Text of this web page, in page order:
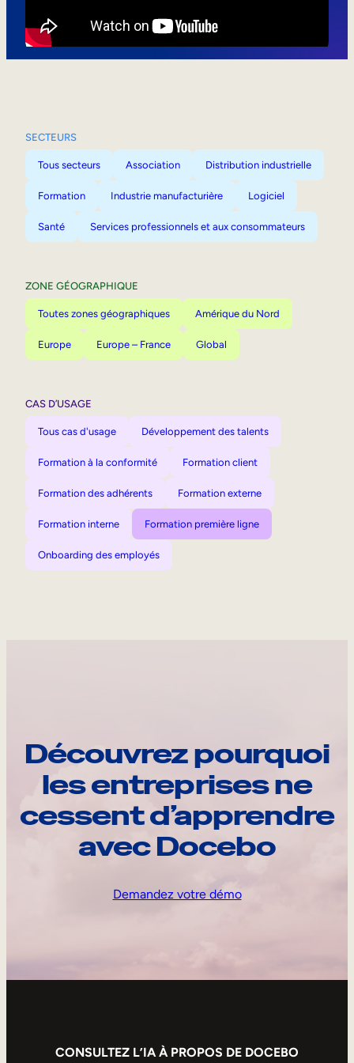
SECTEURS
Tous secteurs Association Distribution industrielle
Formation Industrie manufacturière Logiciel
Santé Services professionnels et aux consommateurs
ZONE GÉOGRAPHIQUE
Toutes zones géographiques Amérique du Nord
Europe Europe – France Global
CAS D’USAGE
Tous cas d'usage Développement des talents
Formation à la conformité Formation client
Formation des adhérents Formation externe
Formation interne Formation première ligne
Onboarding des employés
Découvrez pourquoi
les entreprises ne
cessent d’apprendre
avec Docebo
Demandez votre démo
CONSULTEZ L’IA À PROPOS DE DOCEBO